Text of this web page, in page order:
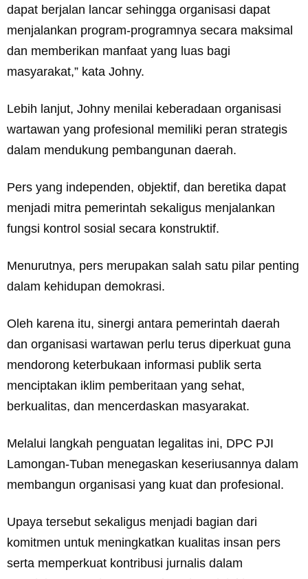
dapat berjalan lancar sehingga organisasi dapat
menjalankan program-programnya secara maksimal
dan memberikan manfaat yang luas bagi
masyarakat,” kata Johny.
Lebih lanjut, Johny menilai keberadaan organisasi
wartawan yang profesional memiliki peran strategis
dalam mendukung pembangunan daerah.
Pers yang independen, objektif, dan beretika dapat
menjadi mitra pemerintah sekaligus menjalankan
fungsi kontrol sosial secara konstruktif.
Menurutnya, pers merupakan salah satu pilar penting
dalam kehidupan demokrasi.
Oleh karena itu, sinergi antara pemerintah daerah
dan organisasi wartawan perlu terus diperkuat guna
mendorong keterbukaan informasi publik serta
menciptakan iklim pemberitaan yang sehat,
berkualitas, dan mencerdaskan masyarakat.
Melalui langkah penguatan legalitas ini, DPC PJI
Lamongan-Tuban menegaskan keseriusannya dalam
membangun organisasi yang kuat dan profesional.
Upaya tersebut sekaligus menjadi bagian dari
komitmen untuk meningkatkan kualitas insan pers
serta memperkuat kontribusi jurnalis dalam